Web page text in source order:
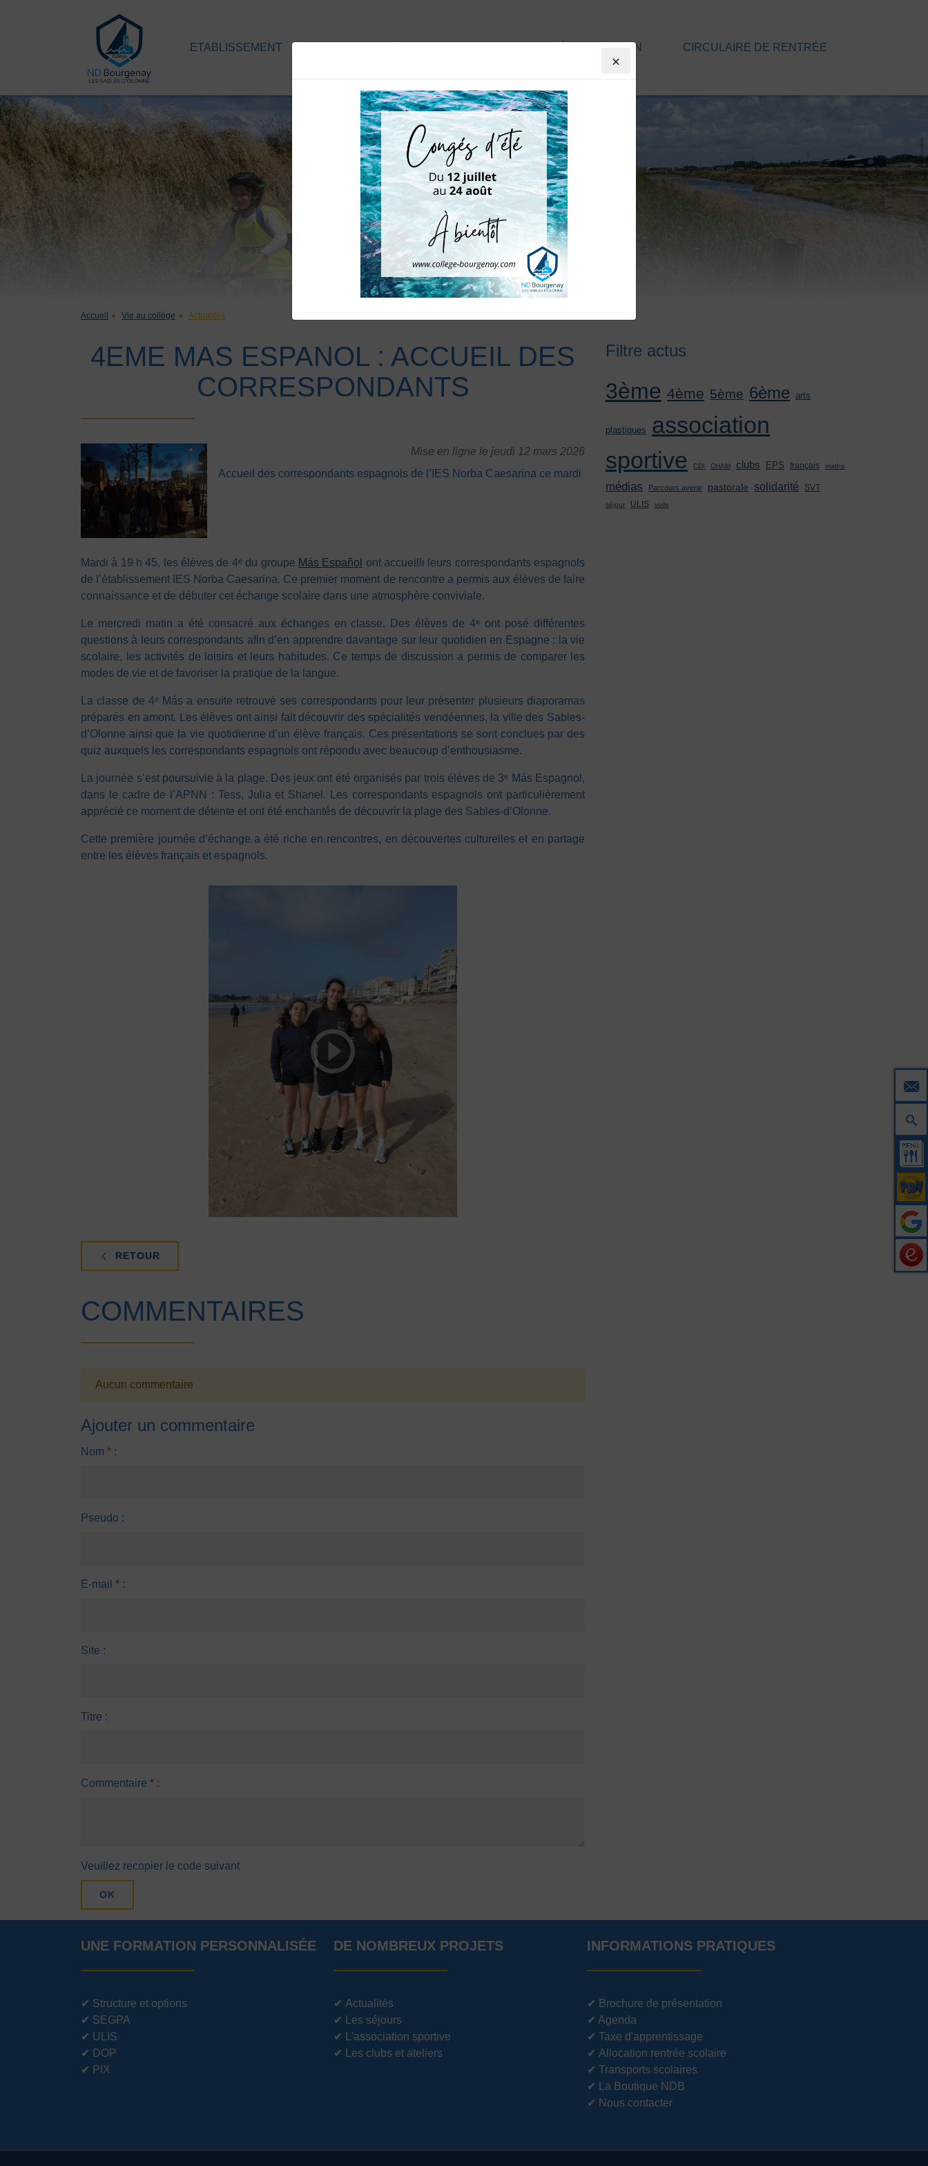
ETABLISSEMENT PRÉ-INSCRIPTION CIRCULAIRE DE RENTRÉE
Accueil Vie au collège Actualités
4EME MAS ESPANOL : ACCUEIL DES
CORRESPONDANTS
Mise en ligne le jeudi 12 mars 2026
Accueil des correspondants espagnols de l’IES Norba Caesarina ce mardi
Mardi à 19 h 45, les élèves de 4ᵉ du groupe Más Español
ont accueilli leurs correspondants espagnols
de l’établissement IES Norba Caesarina. Ce premier moment de rencontre a permis aux élèves de faire
connaissance et de débuter cet échange scolaire dans une atmosphère conviviale.
Le mercredi matin a été consacré aux échanges en classe. Des élèves de 4ᵉ ont posé différentes
questions à leurs correspondants afin d’en apprendre davantage sur leur quotidien en Espagne : la vie
scolaire, les activités de loisirs et leurs habitudes. Ce temps de discussion a permis de comparer les
modes de vie et de favoriser la pratique de la langue.
La classe de 4ᵉ Más a ensuite retrouvé ses correspondants pour leur présenter plusieurs diaporamas
préparés en amont. Les élèves ont ainsi fait découvrir des spécialités vendéennes, la ville des Sables-
d’Olonne ainsi que la vie quotidienne d’un élève français. Ces présentations se sont conclues par des
quiz auxquels les correspondants espagnols ont répondu avec beaucoup d’enthousiasme.
La journée s’est poursuivie à la plage. Des jeux ont été organisés par trois élèves de 3ᵉ Más Espagnol,
dans le cadre de l’APNN : Tess, Julia et Shanel. Les correspondants espagnols ont particulièrement
apprécié ce moment de détente et ont été enchantés de découvrir la plage des Sables-d’Olonne.
Cette première journée d’échange a été riche en rencontres, en découvertes culturelles et en partage
entre les élèves français et espagnols.
RETOUR
COMMENTAIRES
Aucun commentaire
Ajouter un commentaire
Nom * :
Pseudo :
E-mail * :
Site :
Titre :
Commentaire * :
Veuillez recopier le code suivant
OK
Filtre actus
3ème 4ème 5ème 6ème arts
plastiques
association
sportive
CDI CHAM clubs EPS français maths
médias Parcours avenir pastorale solidarité SVT
séjour ULIS voile
UNE FORMATION PERSONNALISÉE
✔ Structure et options
✔ SEGPA
✔ ULIS
✔ DOP
✔ PIX
DE NOMBREUX PROJETS
✔Actualités
✔
Les séjours
✔
L'association sportive
✔
Les clubs et ateliers
INFORMATIONS PRATIQUES
✔ Brochure de présentation
✔ Agenda
✔ Taxe d'apprentissage
✔ Allocation rentrée scolaire
✔ Transports scolaires
✔
La Boutique NDB
✔ Nous contacter